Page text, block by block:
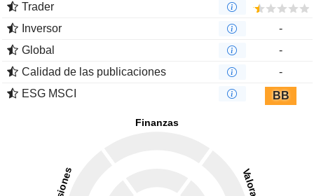
Trader
Inversor
-
Global
-
Calidad de las publicaciones
-
ESG MSCI
BB